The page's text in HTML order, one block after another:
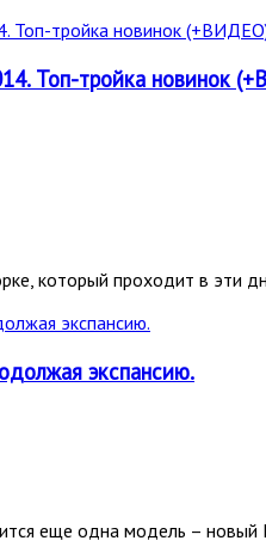
Топ-тройка новинок
который проходит в эти
экспансию.
еще одна модель –